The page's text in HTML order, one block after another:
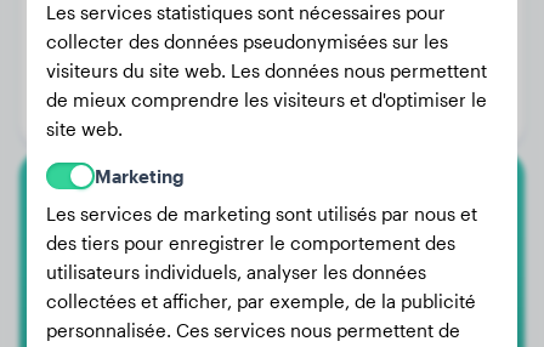
Poids:
Âge:
3 ans, 1 mois
Genre:
Mâle
Berger Australien
Cinnamon
Les services statistiques sont nécessaires pour
collecter des données pseudonymisées sur les
visiteurs du site web. Les données nous permettent
de mieux comprendre les visiteurs et d'optimiser le
site web.
Marketing
Les services de marketing sont utilisés par nous et
des tiers pour enregistrer le comportement des
utilisateurs individuels, analyser les données
collectées et afficher, par exemple, de la publicité
personnalisée. Ces services nous permettent de